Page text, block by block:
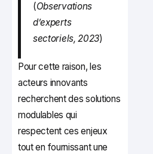
(Observations
d’experts
sectoriels, 2023)
Pour cette raison, les
acteurs innovants
recherchent des solutions
modulables qui
respectent ces enjeux
tout en fournissant une